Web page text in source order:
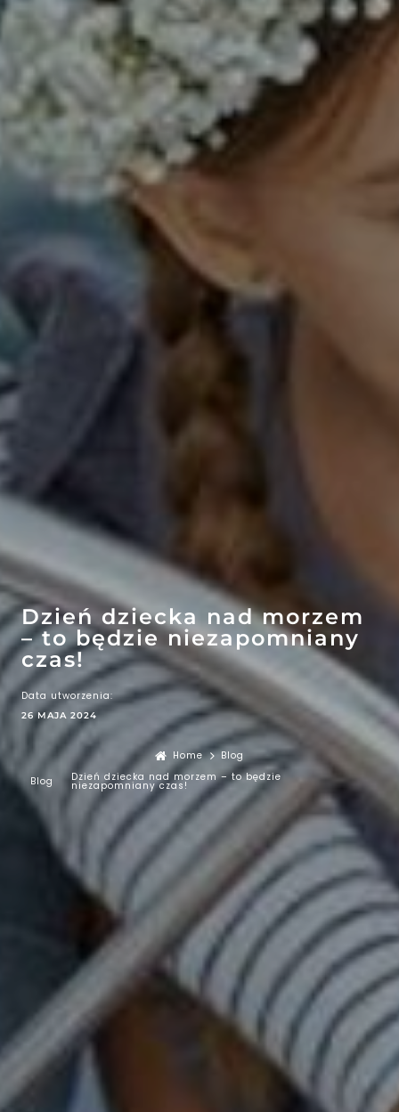
EFEKT
Dzień dziecka nad morzem
– to będzie niezapomniany
czas!
26 MAJA 2024
Data utworzenia:
Home
Blog
Blog
Dzień dziecka nad morzem – to będzie
niezapomniany czas!